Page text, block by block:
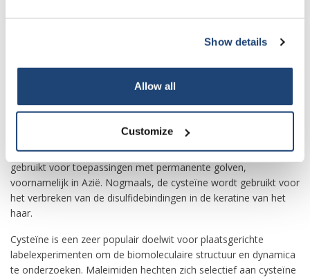
Show details
Allow all
Customize
atomen op die positie, hebben S-chiraliteit.
Cysteïne, voornamelijk het l-enantiomeer, is een voorloper in de
voedings-, farmaceutische en persoonlijke verzorgingsindustrie.
Een van de grootste toepassingen is de productie van smaken.
bijvoorbeeld vleessmaken op. L-Cysteine wordt ook gebruikt als
verwerkingshulpmiddel bij het bakken.
Op het gebied van persoonlijke verzorging wordt cysteïne
gebruikt voor toepassingen met permanente golven,
voornamelijk in Azië. Nogmaals, de cysteïne wordt gebruikt voor
het verbreken van de disulfidebindingen in de keratine van het
haar.
Cysteïne is een zeer populair doelwit voor plaatsgerichte
labelexperimenten om de biomoleculaire structuur en dynamica
te onderzoeken. Maleimiden hechten zich selectief aan cysteïne
€50.00